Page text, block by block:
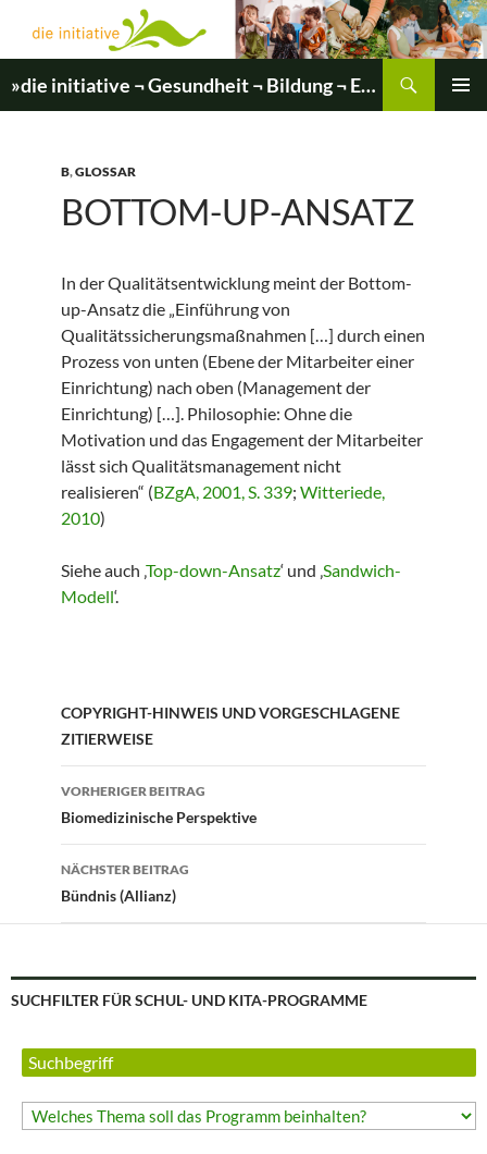
Inhalt
springen
»die initiative ¬ Gesundheit ¬ Bildung ¬ Entwicklung«
B,GLOSSAR
BOTTOM-UP-ANSATZ
In der Qualitätsentwicklung meint der Bottom-
up-Ansatz die „Einführung von
Qualitätssicherungsmaßnahmen […] durch einen
Prozess von unten (Ebene der Mitarbeiter einer
Einrichtung) nach oben (Management der
Einrichtung) […]. Philosophie: Ohne die
Motivation und das Engagement der Mitarbeiter
lässt sich Qualitätsmanagement nicht
realisieren“ (BZgA, 2001, S. 339; Witteriede,
2010)
Siehe auch ‚ Top-down-Ansatz‘ und ‚ Sandwich-
Modell‘.
COPYRIGHT-HINWEIS UND VORGESCHLAGENE
ZITIERWEISE
Beitragsnavigation
VORHERIGER BEITRAG
Biomedizinische Perspektive
NÄCHSTER BEITRAG
Bündnis (Allianz)
SUCHFILTER FÜR SCHUL- UND KITA-PROGRAMME